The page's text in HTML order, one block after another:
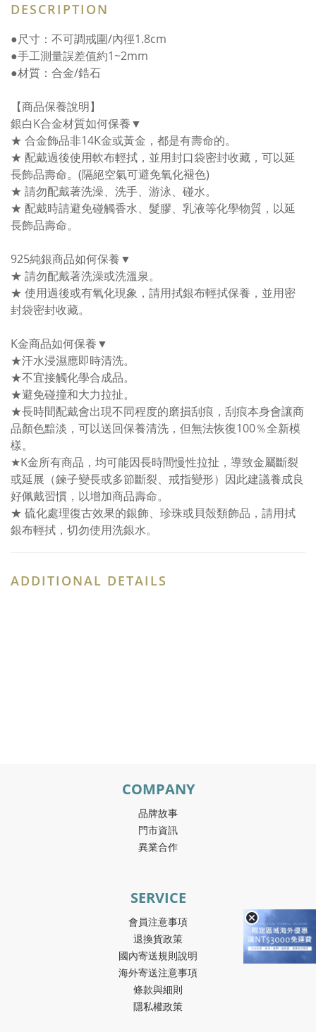
DESCRIPTION
●尺寸：不可調戒圍/內徑1.8cm
●手工測量誤差值約1~2mm
●材質：合金/鋯石
【商品保養說明】
銀白K合金材質如何保養▼
★ 合金飾品非14K金或黃金，都是有壽命的。
★ 配戴過後使用軟布輕拭，並用封口袋密封收藏，可以延
長飾品壽命。(隔絕空氣可避免氧化褪色)
★ 請勿配戴著洗澡、洗手、游泳、碰水。
★ 配戴時請避免碰觸香水、髮膠、乳液等化學物質，以延
長飾品壽命。
925純銀商品如何保養▼
★ 請勿配戴著洗澡或洗溫泉。
★ 使用過後或有氧化現象，請用拭銀布輕拭保養，並用密
封袋密封收藏。
K金商品如何保養▼
★汗水浸濕應即時清洗。
★不宜接觸化學合成品。
★避免碰撞和大力拉扯。
★長時間配戴會出現不同程度的磨損刮痕，刮痕本身會讓商
品顏色黯淡，可以送回保養清洗，但無法恢復100％全新模
樣。
★K金所有商品，均可能因長時間慢性拉扯，導致金屬斷裂
或延展（鍊子變長或多節斷裂、戒指變形）因此建議養成良
好佩戴習慣，以增加商品壽命。
★ 硫化處理復古效果的銀飾、珍珠或貝殼類飾品，請用拭
銀布輕拭，切勿使用洗銀水。
ADDITIONAL DETAILS
COMPANY
品牌故事
門市資訊
異業合作
SERVICE
會員注意事項
退換貨政策
國內寄送規則說明
海外寄送注意事項
條款與細則
隱私權政策